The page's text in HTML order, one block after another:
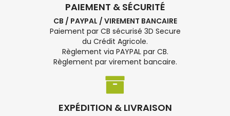
PAIEMENT & SÉCURITÉ
CB / PAYPAL / VIREMENT BANCAIRE
Paiement par CB sécurisé 3D Secure
du Crédit Agricole.
Règlement via PAYPAL par CB.
Règlement par virement bancaire.
EXPÉDITION & LIVRAISON